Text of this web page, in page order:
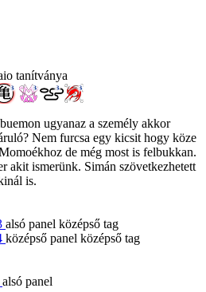
tanítványa
ugyanaz a személy akkor
Nem furcsa egy kicsit hogy köze
de még most is felbukkan.
akit ismerünk. Simán szövetkezhetett
is.
alsó panel középső tag
középső panel középső tag
alsó panel